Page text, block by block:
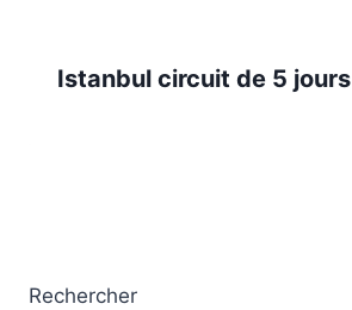
Istanbul circuit de 5 jours
Rechercher